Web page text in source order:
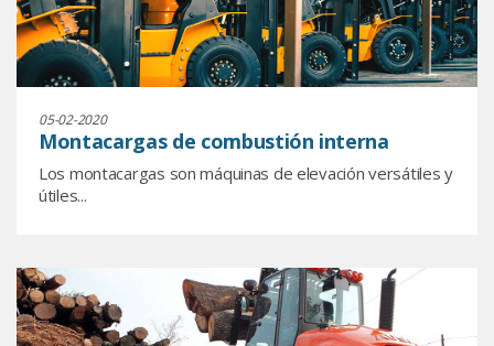
05-02-2020
Montacargas de combustión interna
Los montacargas son máquinas de elevación versátiles y
útiles...